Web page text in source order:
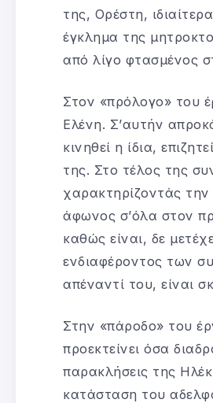
της, Ορέστη,
έγκλημα της
από λίγο φτασμένος
Στον «πρόλογο» του
Ελένη. Σ’αυτήν
κινηθεί η ίδια,
της. Στο τέλος της
χαρακτηρίζοντάς την
άφωνος σ’όλα στον
καθώς είναι, δε
ενδιαφέροντος των
απέναντί του, είναι
Στην «πάροδο» του
προεκτείνει όσα
παρακλήσεις της
κατάσταση του